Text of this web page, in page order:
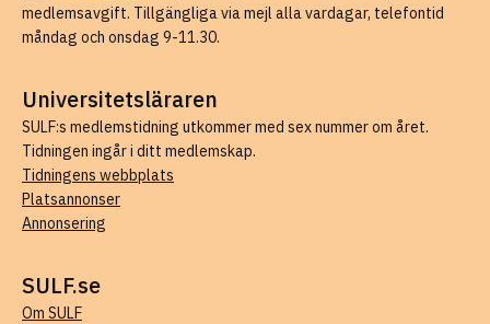
medlemsavgift. Tillgängliga via mejl alla vardagar, telefontid
måndag och onsdag 9-11.30.
Universitetsläraren
SULF:s medlemstidning utkommer med sex nummer om året.
Tidningen ingår i ditt medlemskap.
Tidningens webbplats
Platsannonser
Annonsering
SULF.se
Om SULF